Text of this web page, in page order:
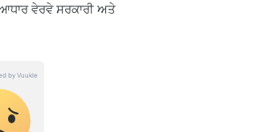
ਵੇਰਵੇ ਸਰਕਾਰੀ ਅਤੇ